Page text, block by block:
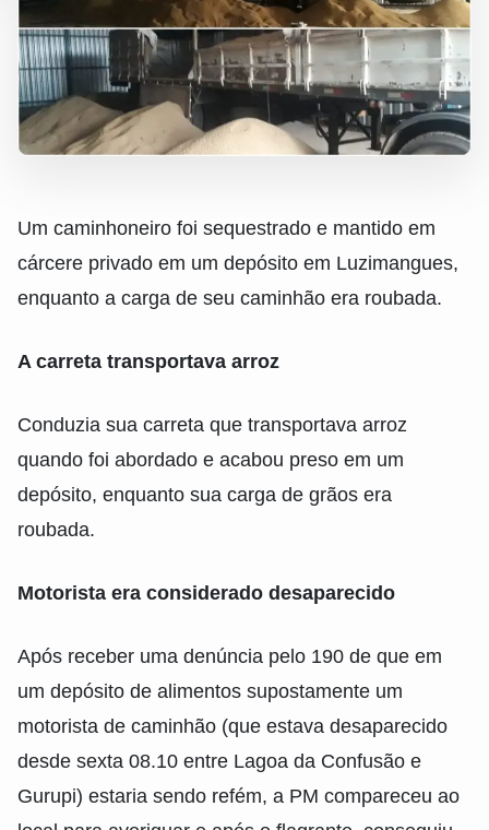
Um caminhoneiro foi sequestrado e mantido em
cárcere privado em um depósito em Luzimangues,
enquanto a carga de seu caminhão era roubada.
A carreta transportava arroz
Conduzia sua carreta que transportava arroz
quando foi abordado e acabou preso em um
depósito, enquanto sua carga de grãos era
roubada.
Motorista era considerado desaparecido
Após receber uma denúncia pelo 190 de que em
um depósito de alimentos supostamente um
motorista de caminhão (que estava desaparecido
desde sexta 08.10 entre Lagoa da Confusão e
Gurupi) estaria sendo refém, a PM compareceu ao